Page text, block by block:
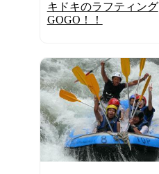
キドキのラフティング
GOGO！！